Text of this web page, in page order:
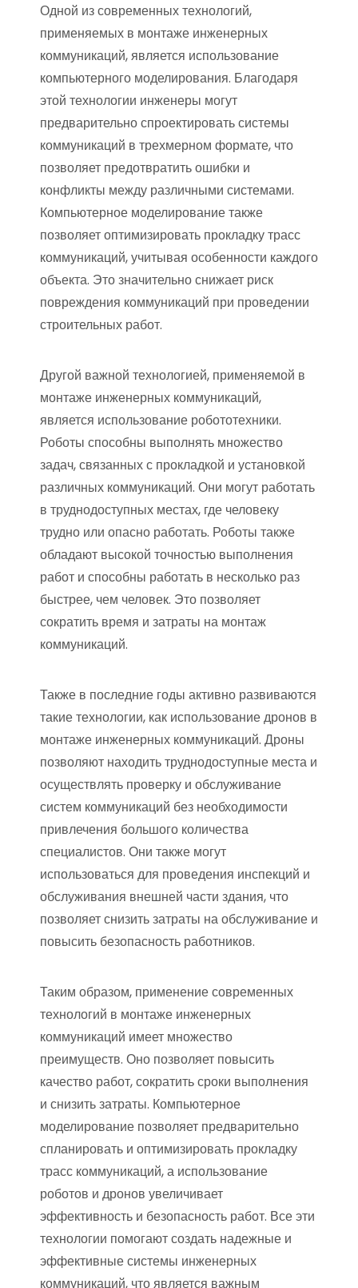
Одной из современных технологий,
применяемых в монтаже инженерных
коммуникаций, является использование
компьютерного моделирования. Благодаря
этой технологии инженеры могут
предварительно спроектировать системы
коммуникаций в трехмерном формате, что
позволяет предотвратить ошибки и
конфликты между различными системами.
Компьютерное моделирование также
позволяет оптимизировать прокладку трасс
коммуникаций, учитывая особенности каждого
объекта. Это значительно снижает риск
повреждения коммуникаций при проведении
строительных работ.
Другой важной технологией, применяемой в
монтаже инженерных коммуникаций,
является использование робототехники.
Роботы способны выполнять множество
задач, связанных с прокладкой и установкой
различных коммуникаций. Они могут работать
в труднодоступных местах, где человеку
трудно или опасно работать. Роботы также
обладают высокой точностью выполнения
работ и способны работать в несколько раз
быстрее, чем человек. Это позволяет
сократить время и затраты на монтаж
коммуникаций.
Также в последние годы активно развиваются
такие технологии, как использование дронов в
монтаже инженерных коммуникаций. Дроны
позволяют находить труднодоступные места и
осуществлять проверку и обслуживание
систем коммуникаций без необходимости
привлечения большого количества
специалистов. Они также могут
использоваться для проведения инспекций и
обслуживания внешней части здания, что
позволяет снизить затраты на обслуживание и
повысить безопасность работников.
Таким образом, применение современных
технологий в монтаже инженерных
коммуникаций имеет множество
преимуществ. Оно позволяет повысить
качество работ, сократить сроки выполнения
и снизить затраты. Компьютерное
моделирование позволяет предварительно
спланировать и оптимизировать прокладку
трасс коммуникаций, а использование
роботов и дронов увеличивает
эффективность и безопасность работ. Все эти
технологии помогают создать надежные и
эффективные системы инженерных
коммуникаций, что является важным